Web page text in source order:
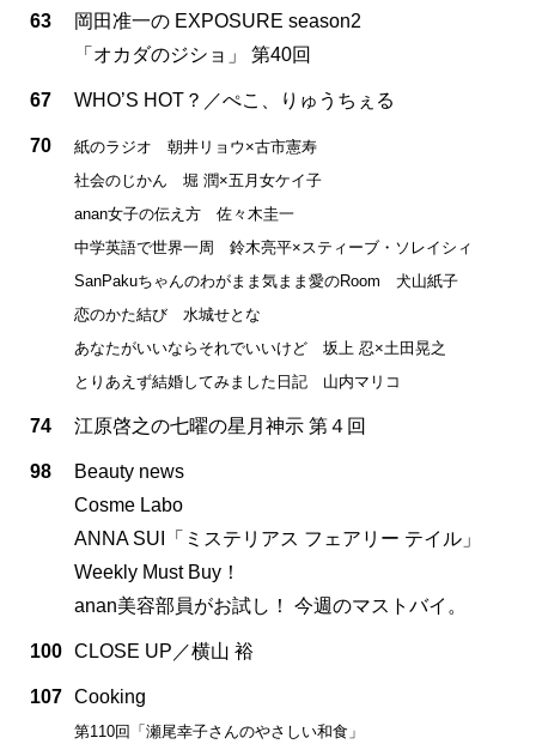
63
岡田准一の EXPOSURE season2
「オカダのジショ」 第40回
67 WHO’S HOT？／ぺこ、りゅうちぇる
70
紙のラジオ 朝井リョウ×古市憲寿
社会のじかん 堀 潤×五月女ケイ子
anan女子の伝え方 佐々木圭一
中学英語で世界一周 鈴木亮平×スティーブ・ソレイシィ
SanPakuちゃんのわがまま気まま愛のRoom 犬山紙子
恋のかた結び 水城せとな
あなたがいいならそれでいいけど 坂上 忍×土田晃之
とりあえず結婚してみました日記 山内マリコ
74 江原啓之の七曜の星月神示 第４回
98
Beauty news
Cosme Labo
ANNA SUI「ミステリアス フェアリー テイル」
Weekly Must Buy！
anan美容部員がお試し！ 今週のマストバイ。
100 CLOSE UP／横山 裕
107 Cooking
第110回「瀬尾幸子さんのやさしい和食」